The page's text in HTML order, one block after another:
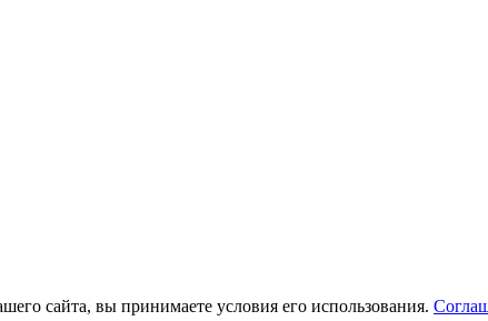
сайта, вы принимаете условия его использования.